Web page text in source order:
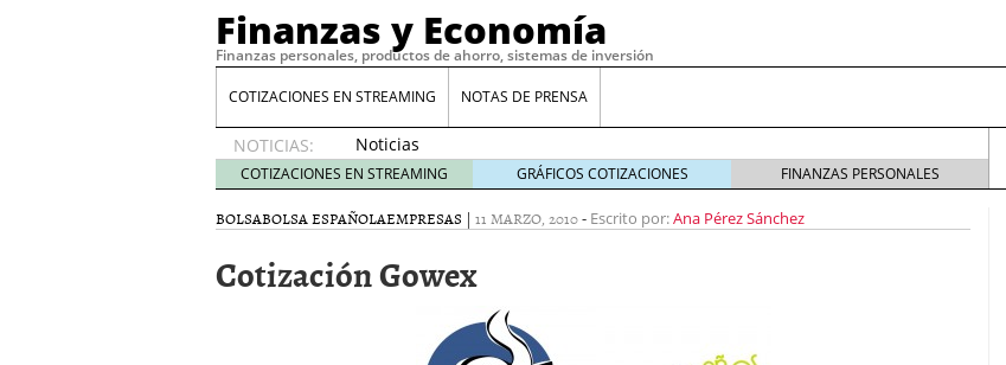
Finanzas y Economía
Finanzas personales, productos de ahorro, sistemas de inversión
COTIZACIONES EN STREAMING NOTAS DE PRENSA
NOTICIAS:
Noticias
de XRP
por qué
las
whales
COTIZACIONES EN STREAMING GRÁFICOS COTIZACIONES FINANZAS PERSONALES
BOLSABOLSA ESPAÑOLAEMPRESAS | 11 MARZO, 2010- Escrito por:Ana Pérez Sánchez
Cotización Gowex